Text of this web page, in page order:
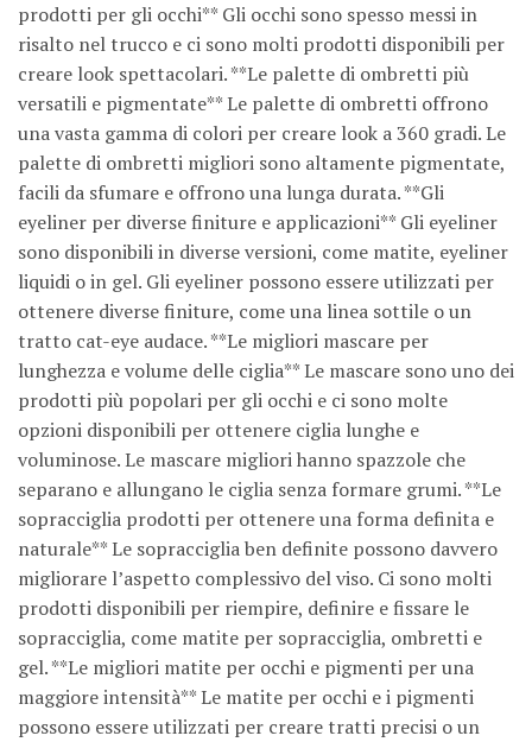
prodotti per gli occhi** Gli occhi sono spesso messi in
risalto nel trucco e ci sono molti prodotti disponibili per
creare look spettacolari. **Le palette di ombretti più
versatili e pigmentate** Le palette di ombretti offrono
una vasta gamma di colori per creare look a 360 gradi. Le
palette di ombretti migliori sono altamente pigmentate,
facili da sfumare e offrono una lunga durata. **Gli
eyeliner per diverse finiture e applicazioni** Gli eyeliner
sono disponibili in diverse versioni, come matite, eyeliner
liquidi o in gel. Gli eyeliner possono essere utilizzati per
ottenere diverse finiture, come una linea sottile o un
tratto cat-eye audace. **Le migliori mascare per
lunghezza e volume delle ciglia** Le mascare sono uno dei
prodotti più popolari per gli occhi e ci sono molte
opzioni disponibili per ottenere ciglia lunghe e
voluminose. Le mascare migliori hanno spazzole che
separano e allungano le ciglia senza formare grumi. **Le
sopracciglia prodotti per ottenere una forma definita e
naturale** Le sopracciglia ben definite possono davvero
migliorare l’aspetto complessivo del viso. Ci sono molti
prodotti disponibili per riempire, definire e fissare le
sopracciglia, come matite per sopracciglia, ombretti e
gel. **Le migliori matite per occhi e pigmenti per una
maggiore intensità** Le matite per occhi e i pigmenti
possono essere utilizzati per creare tratti precisi o un